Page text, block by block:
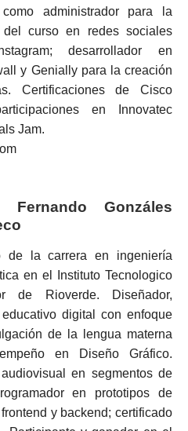
administrador para la
curso en redes sociales
desarrollador en
y Genially para la creación
Certificaciones de Cisco
en Innovatec
Jam.
Fernando Gonzáles
de la carrera en ingeniería
en el Instituto Tecnologico
de Rioverde. Diseñador,
digital con enfoque
de la lengua materna
en Diseño Gráfico.
en segmentos de
en prototipos de
y backend; certificado